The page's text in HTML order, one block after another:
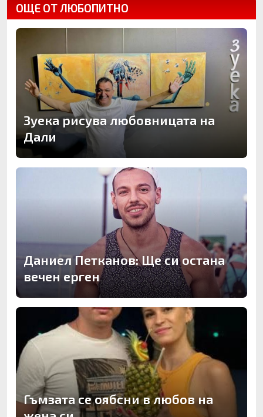
ОЩЕ ОТ ЛЮБОПИТНО
Зуека рисува любовницата на
Дали
Даниел Петканов: Ще си остана
вечен ерген
Гъмзата се оябсни в любов на